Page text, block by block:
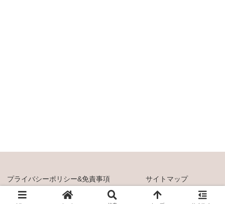
プライバシーポリシー&免責事項 サイトマップ
© 2021 カラフル日和。0歳からのおうち英語.